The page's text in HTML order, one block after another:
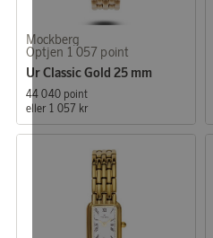
Mockberg
Optjen 1 057 point
Ur Classic Gold 25 mm
44 040 point
eller 1 057 kr